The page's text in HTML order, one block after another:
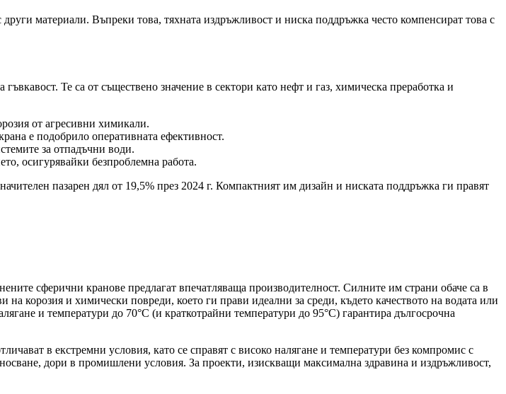
материали. Въпреки това, тяхната издръжливост и ниска поддръжка често компенсират това с
гъвкавост. Те са от съществено значение в сектори като нефт и газ, химическа преработка и
от агресивни химикали.
е подобрило оперативната ефективност.
за отпадъчни води.
осигурявайки безпроблемна работа.
пазарен дял от 19,5% през 2024 г. Компактният им дизайн и ниската поддръжка ги правят
сферични кранове предлагат впечатляваща производителност. Силните им страни обаче са в
корозия и химически повреди, което ги прави идеални за среди, където качеството на водата или
и температури до 70°C (и краткотрайни температури до 95°C) гарантира дългосрочна
в екстремни условия, като се справят с високо налягане и температури без компромис с
дори в промишлени условия. За проекти, изискващи максимална здравина и издръжливост,